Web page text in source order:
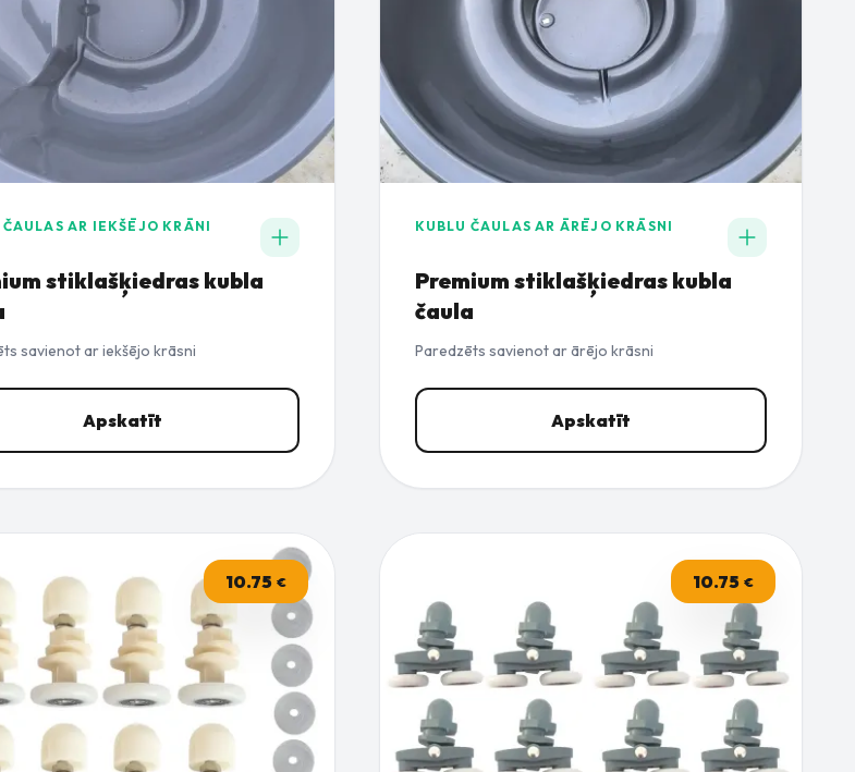
AR IEKŠĒJO KRĀNI
stiklašķiedras kubla
savienot ar iekšējo krāsni
Apskatīt
KUBLU ČAULAS AR ĀRĒJO KRĀSNI
Premium stiklašķiedras kubla
čaula
Paredzēts savienot ar ārējo krāsni
Apskatīt
10.75 € 10.75 €